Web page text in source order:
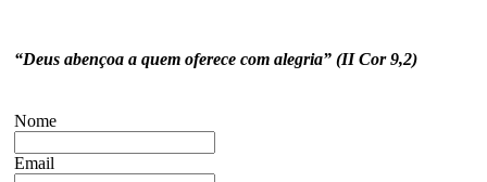
“Deus abençoa a quem oferece com alegria” (II Cor 9,2)
Nome
Email